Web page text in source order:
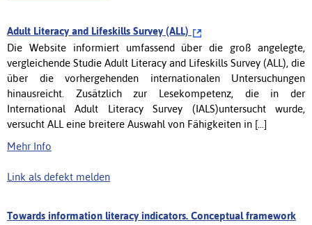
Adult Literacy and Lifeskills Survey (ALL)
Die Website informiert umfassend über die groß angelegte,
vergleichende Studie Adult Literacy and Lifeskills Survey (ALL), die
über die vorhergehenden internationalen Untersuchungen
hinausreicht. Zusätzlich zur Lesekompetenz, die in der
International Adult Literacy Survey (IALS)untersucht wurde,
versucht ALL eine breitere Auswahl von Fähigkeiten in [...]
Mehr Info
Link als defekt melden
Towards information literacy indicators. Conceptual framework